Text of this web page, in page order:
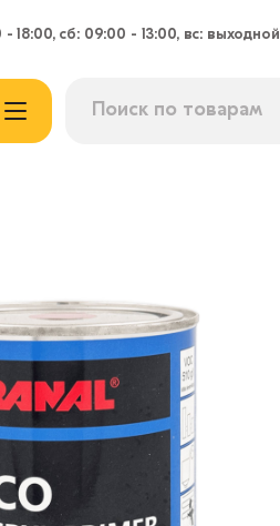
18:00, сб: 09:00 - 13:00, вс: выходной